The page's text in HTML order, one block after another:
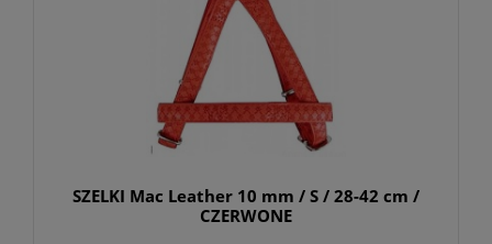
SZELKI Mac Leather 10 mm / S / 28-42 cm /
CZERWONE